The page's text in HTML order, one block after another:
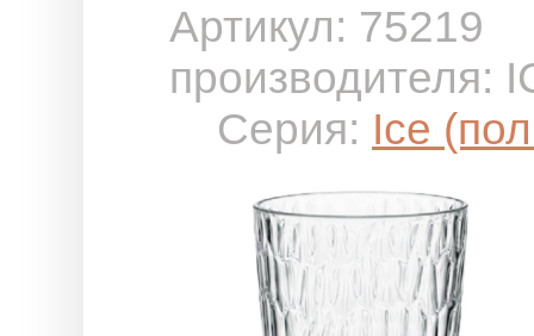
Артикул: 75219
производителя:
Серия: Ice